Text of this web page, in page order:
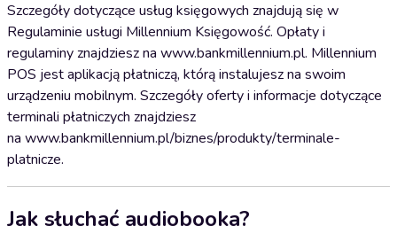
Szczegóły dotyczące usług księgowych znajdują się w
Regulaminie usługi Millennium Księgowość. Opłaty i
regulaminy znajdziesz na www.bankmillennium.pl. Millennium
POS jest aplikacją płatniczą, którą instalujesz na swoim
urządzeniu mobilnym. Szczegóły oferty i informacje dotyczące
terminali płatniczych znajdziesz
na www.bankmillennium.pl/biznes/produkty/terminale-
platnicze.
Jak słuchać audiobooka?